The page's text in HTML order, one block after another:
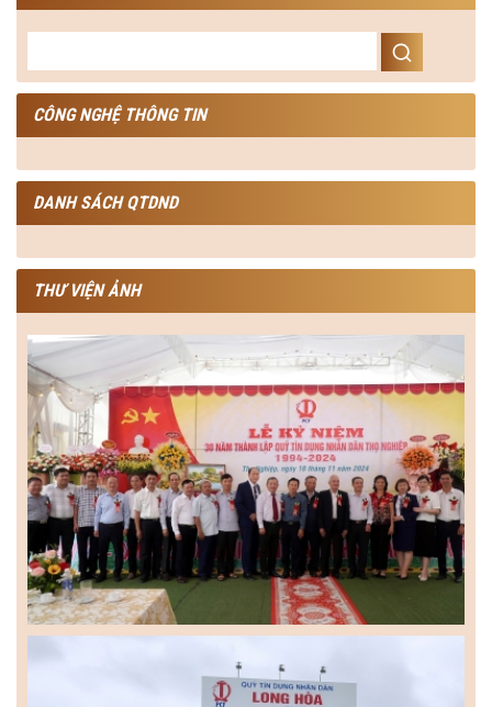
CÔNG NGHỆ THÔNG TIN
DANH SÁCH QTDND
THƯ VIỆN ẢNH